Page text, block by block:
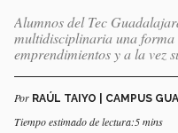
Alumnos del Tec
multidisciplinaria una forma
emprendimientos y a la vez
Por RAÚL TAIYO | CAMPUS
Tiempo estimado de lectura:5 mins